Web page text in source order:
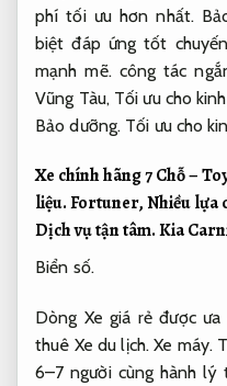
phí tối ưu hơn nhất.
biệt đáp ứng tốt
mạnh mẽ.công tác
Vũng Tàu, Tối ưu cho
Bảo dưỡng. Tối ưu cho
Xe chính hãng 7 Chỗ –
liệu.Fortuner,Nhiều lựa
Dịch vụ tận tâm.Kia
Biển số.
Dòng Xe giá rẻ được
thuê Xe du lịch.Xe máy.
6–7 người cùng hành lý